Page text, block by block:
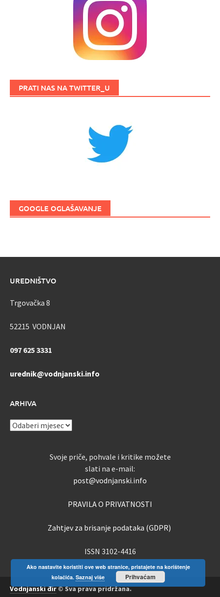
PRATI NAS NA TWITTER_U
GOOGLE OGLAŠAVANJE
UREDNIŠTVO
Trgovačka 8
52215 VODNJAN
097 625 3331
urednik@vodnjanski.info
ARHIVA
ARHIVA
Svoje priče, pohvale i kritike možete
slati na e-mail:
post@vodnjanski.info
PRAVILA O PRIVATNOSTI
Zahtjev za brisanje podataka (GDPR)
ISSN 3102-4416
Vodnjanski đir© Sva prava pridržana.
Ako nastavite koristiti ove web stranice, pristajete na korištenje
kolačića. Saznaj više Prihvaćam